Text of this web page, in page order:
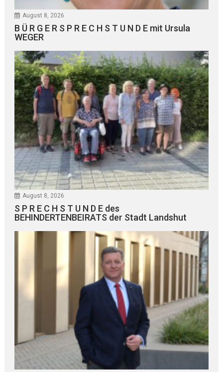
August 8, 2026
B Ü R G E R S P R E C H S T U N D E mit Ursula
WEGER
August 8, 2026
S P R E C H S T U N D E des
BEHINDERTENBEIRATS der Stadt Landshut